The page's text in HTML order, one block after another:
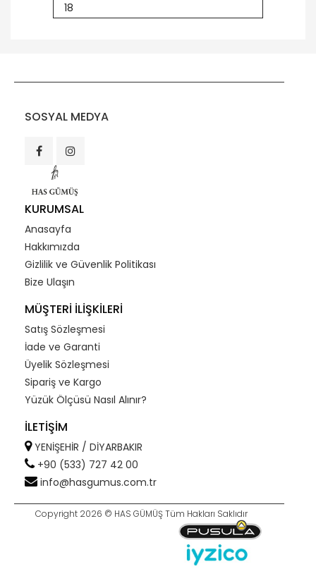
18
SOSYAL MEDYA
KURUMSAL
Anasayfa
Hakkımızda
Gizlilik ve Güvenlik Politikası
Bize Ulaşın
MÜŞTERİ İLİŞKİLERİ
Satış Sözleşmesi
İade ve Garanti
Üyelik Sözleşmesi
Sipariş ve Kargo
Yüzük Ölçüsü Nasıl Alınır?
İLETİŞİM
YENİŞEHİR / DİYARBAKIR
+90 (533) 727 42 00
info@hasgumus.com.tr
Copyright 2026 © HAS GÜMÜŞ Tüm Hakları Saklıdır